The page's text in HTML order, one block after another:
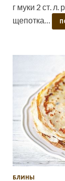
г муки 2 ст.
щепотка…
БЛИНЫ